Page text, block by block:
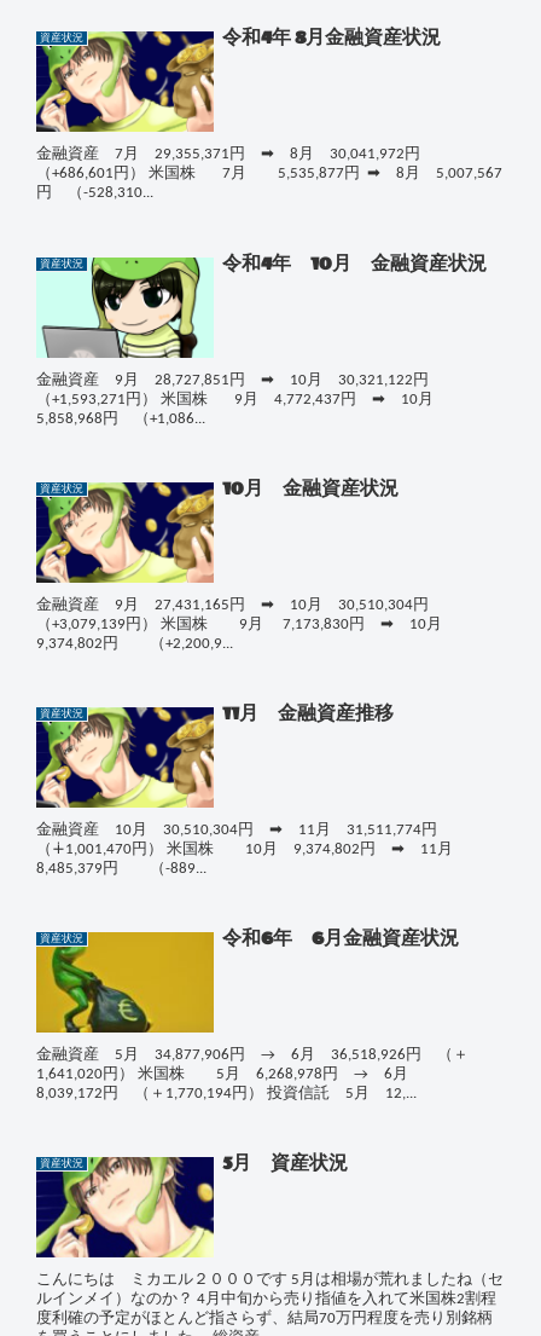
資産状況 令和4年 8月金融資産状況
金融資産 7月 29,355,371円 ➡ 8月 30,041,972円
（+686,601円） 米国株 7月 5,535,877円 ➡ 8月 5,007,567
円 （-528,310...
資産状況 令和4年 10月 金融資産状況
金融資産 9月 28,727,851円 ➡ 10月 30,321,122円
（+1,593,271円） 米国株 9月 4,772,437円 ➡ 10月
5,858,968円 （+1,086...
資産状況 10月 金融資産状況
金融資産 9月 27,431,165円 ➡ 10月 30,510,304円
（+3,079,139円） 米国株 9月 7,173,830円 ➡ 10月
9,374,802円 （+2,200,9...
資産状況 11月 金融資産推移
金融資産 10月 30,510,304円 ➡ 11月 31,511,774円
（∔1,001,470円） 米国株 10月 9,374,802円 ➡ 11月
8,485,379円 （-889...
資産状況 令和6年 6月金融資産状況
金融資産 5月 34,877,906円 → 6月 36,518,926円 （＋
1,641,020円） 米国株 5月 6,268,978円 → 6月
8,039,172円 （＋1,770,194円） 投資信託 5月 12,...
資産状況 5月 資産状況
こんにちは ミカエル２０００です 5月は相場が荒れましたね（セ
ルインメイ）なのか？ 4月中旬から売り指値を入れて米国株2割程
度利確の予定がほとんど指さらず、結局70万円程度を売り別銘柄